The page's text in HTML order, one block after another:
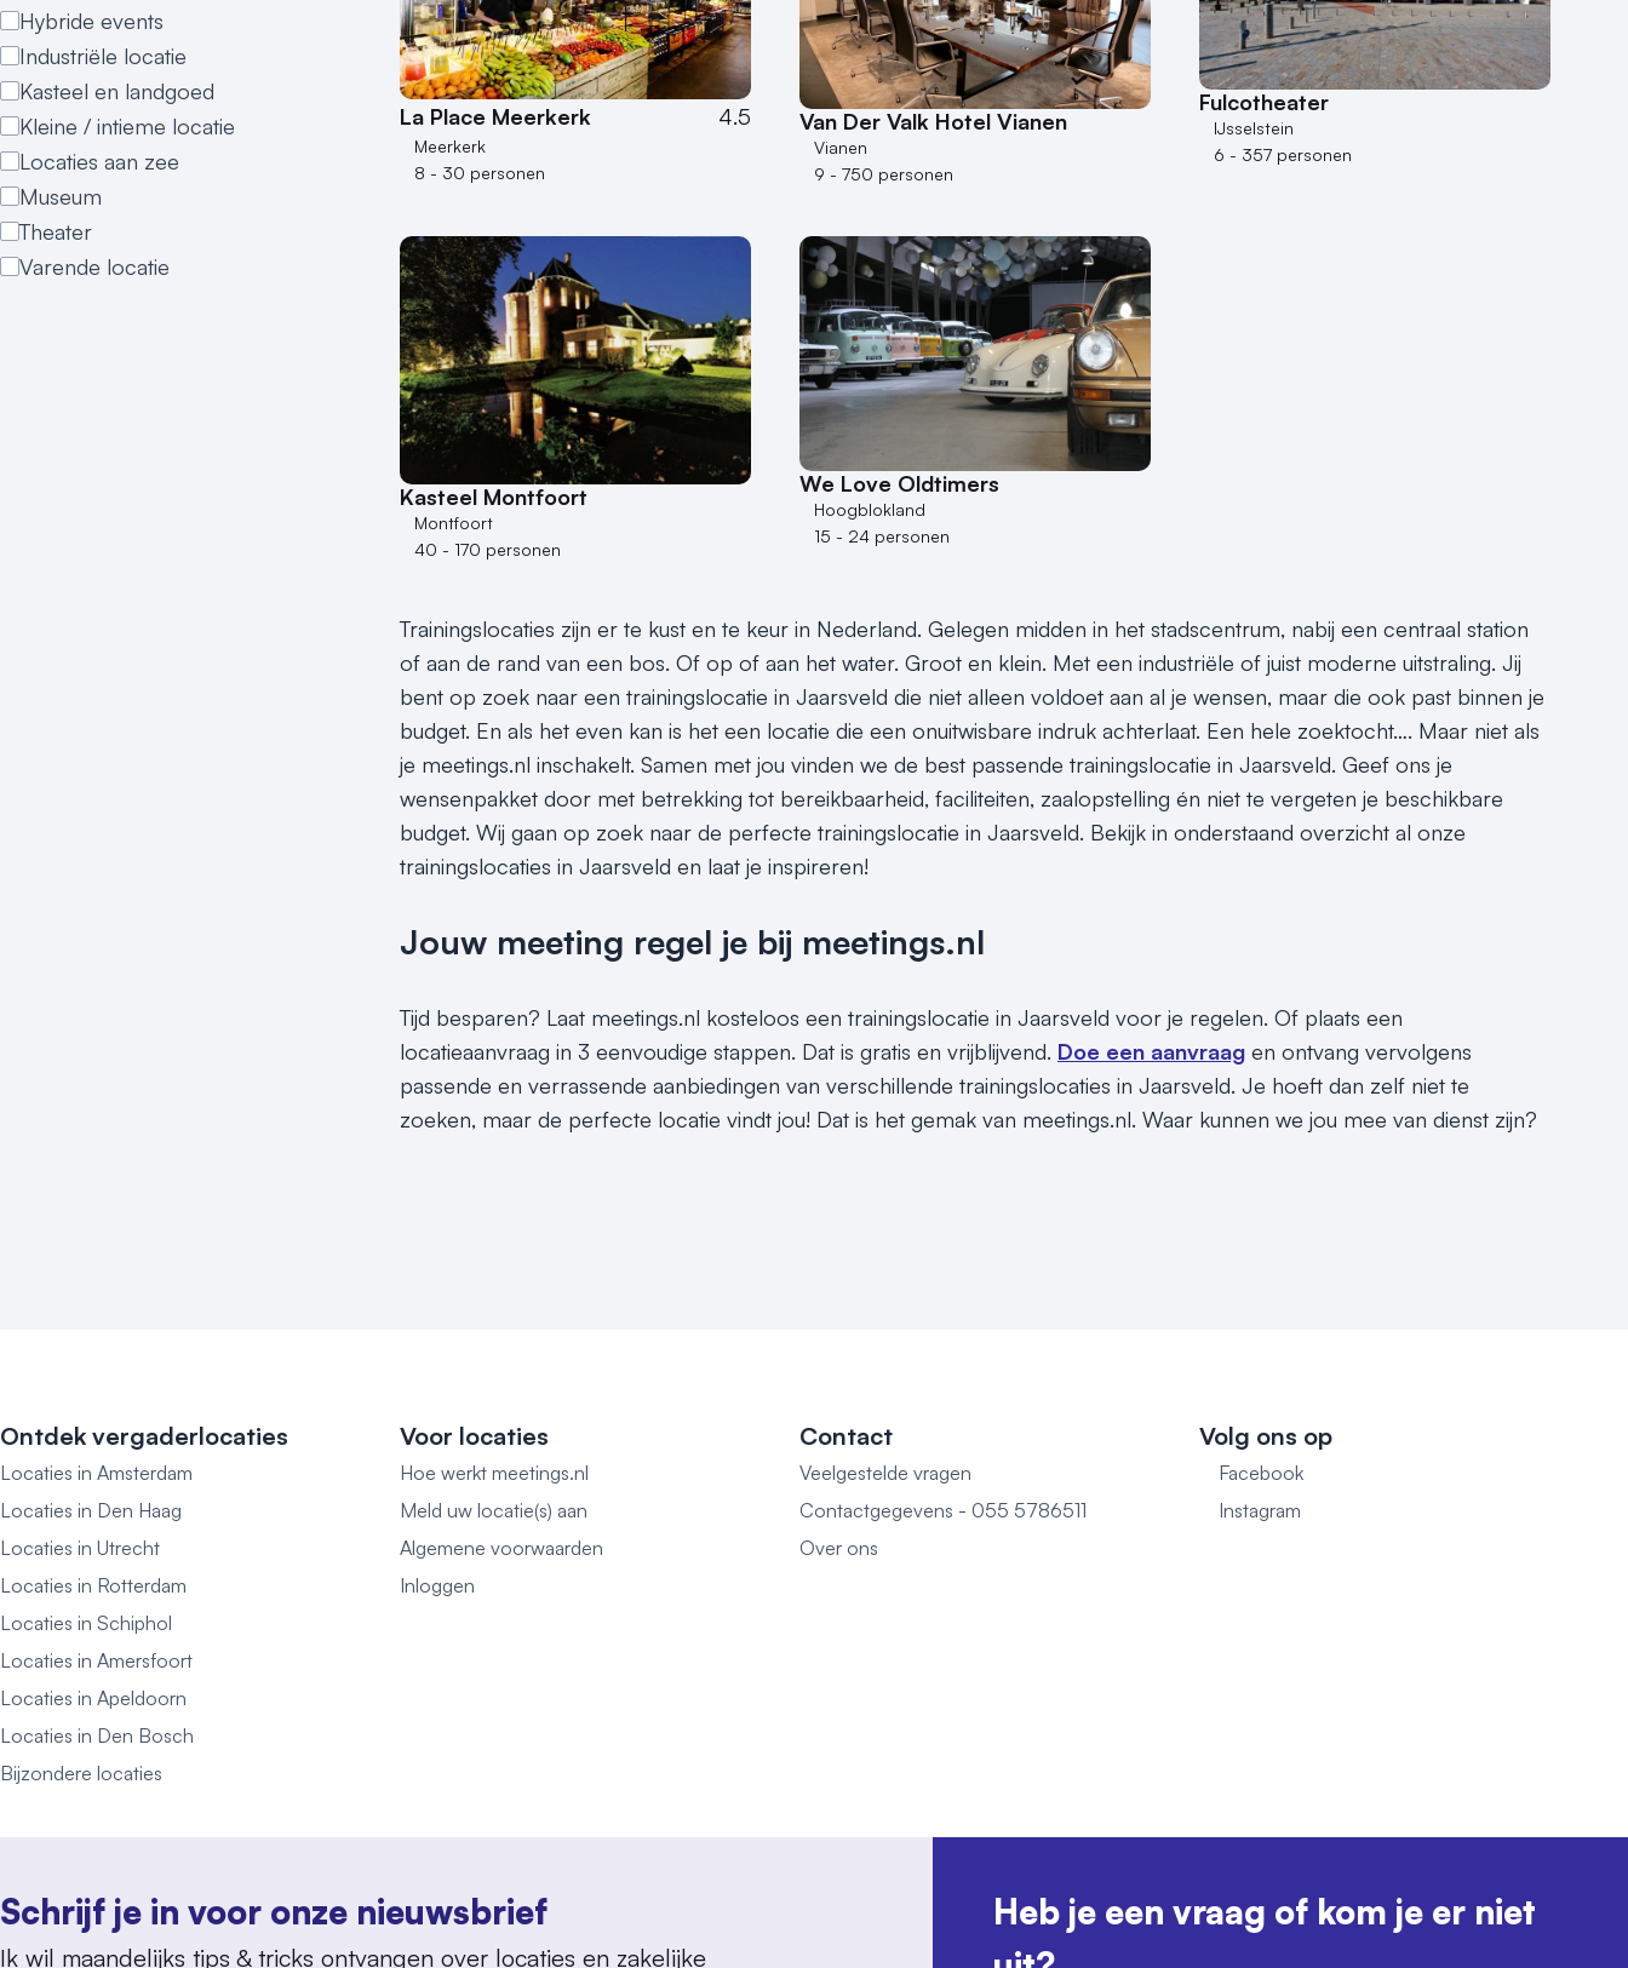
Hybride events
Industriële locatie
Kasteel en landgoed
Kleine / intieme locatie
Locaties aan zee
Museum
Theater
Varende locatie
La Place Meerkerk 4.5
Meerkerk
8 - 30 personen
Van Der Valk Hotel Vianen
Vianen
9 - 750 personen
Fulcotheater
IJsselstein
6 - 357 personen
Kasteel Montfoort
Montfoort
40 - 170 personen
We Love Oldtimers
Hoogblokland
15 - 24 personen
Trainingslocaties zijn er te kust en te keur in Nederland. Gelegen midden in het stadscentrum, nabij een centraal station
of aan de rand van een bos. Of op of aan het water. Groot en klein. Met een industriële of juist moderne uitstraling. Jij
bent op zoek naar een trainingslocatie in Jaarsveld die niet alleen voldoet aan al je wensen, maar die ook past binnen je
budget. En als het even kan is het een locatie die een onuitwisbare indruk achterlaat. Een hele zoektocht…. Maar niet als
je meetings.nl inschakelt. Samen met jou vinden we de best passende trainingslocatie in Jaarsveld. Geef ons je
wensenpakket door met betrekking tot bereikbaarheid, faciliteiten, zaalopstelling én niet te vergeten je beschikbare
budget. Wij gaan op zoek naar de perfecte trainingslocatie in Jaarsveld. Bekijk in onderstaand overzicht al onze
trainingslocaties in Jaarsveld en laat je inspireren!
Jouw meeting regel je bij meetings.nl
Tijd besparen? Laat meetings.nl kosteloos een trainingslocatie in Jaarsveld voor je regelen. Of plaats een
locatieaanvraag in 3 eenvoudige stappen. Dat is gratis en vrijblijvend. Doe een aanvraag en ontvang vervolgens
passende en verrassende aanbiedingen van verschillende trainingslocaties in Jaarsveld. Je hoeft dan zelf niet te
zoeken, maar de perfecte locatie vindt jou! Dat is het gemak van meetings.nl. Waar kunnen we jou mee van dienst zijn?
Ontdek vergaderlocaties
Locaties in Amsterdam
Locaties in Den Haag
Locaties in Utrecht
Locaties in Rotterdam
Locaties in Schiphol
Locaties in Amersfoort
Locaties in Apeldoorn
Locaties in Den Bosch
Bijzondere locaties
Voor locaties
Hoe werkt meetings.nl
Meld uw locatie(s) aan
Algemene voorwaarden
Inloggen
Contact
Veelgestelde vragen
Contactgegevens - 055 5786511
Over ons
Volg ons op
Facebook
Instagram
Schrijf je in voor onze nieuwsbrief
Ik wil maandelijks tips & tricks ontvangen over locaties en zakelijke
Heb je een vraag of kom je er niet